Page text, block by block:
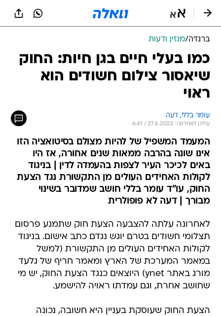
ברנז'ה/מגזין ודעות
כמו בעלי חיים בגן חיות: החוק
שיאסור צילום חשודים הוא
ראוי
עומר בללי, דעה
עודכן לאחרונה: 27.6.2022 / 6:41
המעמד המשפיל של להיות מצולם בסיטואציה הזו
אינו שונה בהרבה ממאות שנים אחורה, אז היו
באים לכיכר העיר לצפות בהעמדה לדין | בניגוד
לקולות האחידים העולים מן התקשורת נגד הצעת
החוק, עו"ד עומר בללי חושב שמדובר בשינוי
מבורך | דעה לא פופולרית
לאחרונה עלתה להצבעה הצעת חוק שתמנע פרסום
תצלומי חשודים בטרם יוגש נגדם כתב אישום. בניגוד
לקולות האחידים העולים מן התקשורת (למשל
במאמר המערכת של הארץ ומאמר חריף של גלעד
מורג באתר ynet) היוצאים כנגד הצעת החוק, יש מי
שחושב אחרת, וגם עמדתו ראויה להישמע.
הצעת החוק שעוסקת בעניין היא חשובה, נכונה